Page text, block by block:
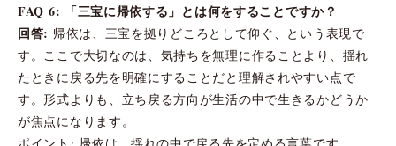
FAQ 6: 「三宝に帰依する」とは何をすることですか？
回答: 帰依は、三宝を拠りどころとして仰ぐ、という表現で
す。ここで大切なのは、気持ちを無理に作ることより、揺れ
たときに戻る先を明確にすることだと理解されやすい点で
す。形式よりも、立ち戻る方向が生活の中で生きるかどうか
が焦点になります。
ポイント: 帰依は、揺れの中で戻る先を定める言葉です。